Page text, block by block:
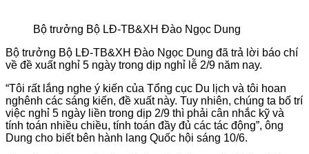
Bộ trưởng Bộ LĐ-TB&XH Đào Ngọc Dung
Bộ trưởng Bộ LĐ-TB&XH Đào Ngọc Dung đã trả lời báo chí
về đề xuất nghỉ 5 ngày trong dịp nghỉ lễ 2/9 năm nay.
“Tôi rất lắng nghe ý kiến của Tổng cục Du lịch và tôi hoan
nghênh các sáng kiến, đề xuất này. Tuy nhiên, chúng ta bố trí
việc nghỉ 5 ngày liền trong dịp 2/9 thì phải cân nhắc kỹ và
tính toán nhiều chiều, tính toán đầy đủ các tác động”, ông
Dung cho biết bên hành lang Quốc hội sáng 10/6.